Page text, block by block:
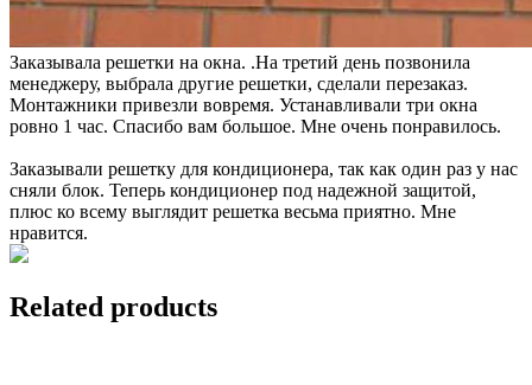
Заказывала решетки на окна. .На третий день позвонила
менеджеру, выбрала другие решетки, сделали перезаказ.
Монтажники привезли вовремя. Устанавливали три окна
ровно 1 час. Спасибо вам большое. Мне очень понравилось.
Заказывали решетку для кондиционера, так как один раз у нас
сняли блок. Теперь кондиционер под надежной защитой,
плюс ко всему выглядит решетка весьма приятно. Мне
нравится.
Related products